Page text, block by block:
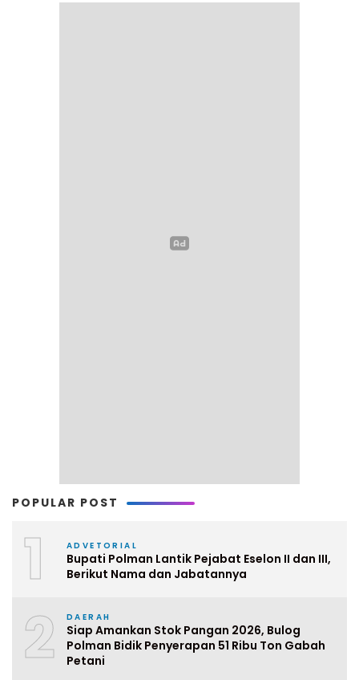
POPULAR POST
1 ADVETORIAL
Bupati Polman Lantik Pejabat Eselon II dan III,
Berikut Nama dan Jabatannya
2 DAERAH
Siap Amankan Stok Pangan 2026, Bulog
Polman Bidik Penyerapan 51 Ribu Ton Gabah
Petani